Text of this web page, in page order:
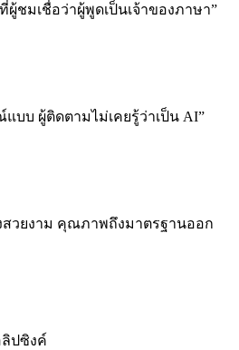
ชมเชื่อว่าผู้พูดเป็นเจ้าของภาษา”
บบ ผู้ติดตามไม่เคยรู้ว่าเป็น AI”
สวยงาม คุณภาพถึงมาตรฐานออก
ลิปซิงค์